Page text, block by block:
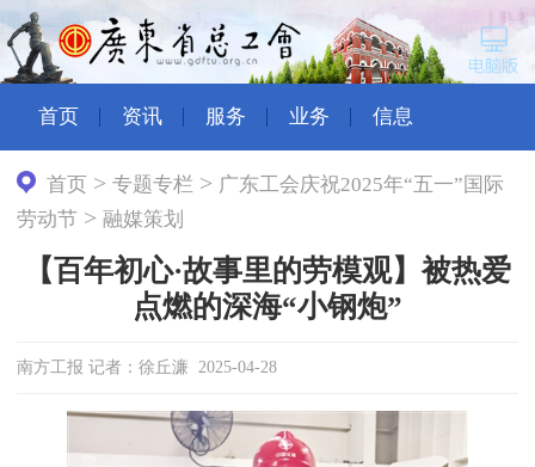
首页 资讯 服务 业务 信息
首页 >专题专栏 > 广东工会庆祝2025年“五一”国际
劳动节 > 融媒策划
【百年初心·故事里的劳模观】被热爱
点燃的深海“小钢炮”
南方工报 记者：徐丘濂 2025-04-28